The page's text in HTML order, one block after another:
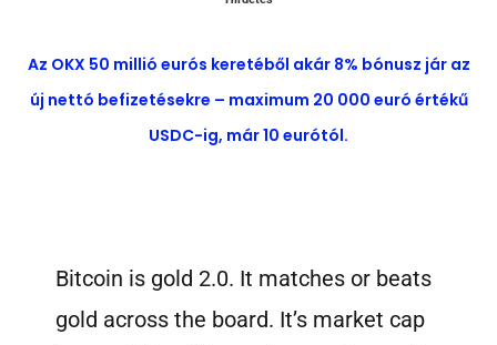
Az OKX 50 millió eurós keretéből akár 8% bónusz jár az
új nettó befizetésekre – maximum 20 000 euró értékű
USDC-ig, már 10 eurótól.
Bitcoin is gold 2.0. It matches or beats
gold across the board. It’s market cap